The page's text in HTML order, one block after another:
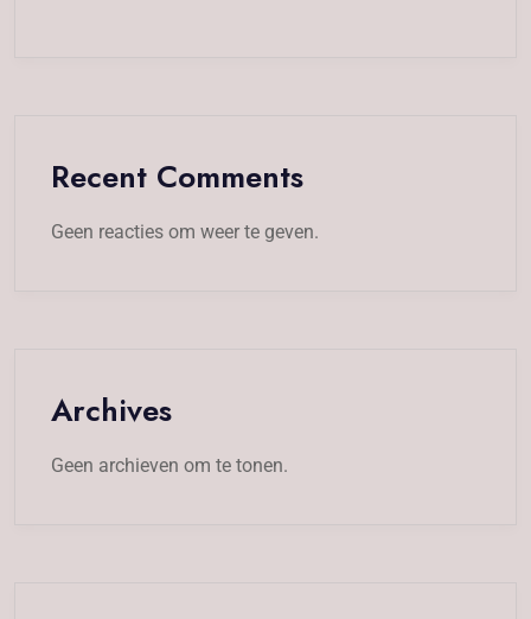
Recent Comments
Geen reacties om weer te geven.
Archives
Geen archieven om te tonen.